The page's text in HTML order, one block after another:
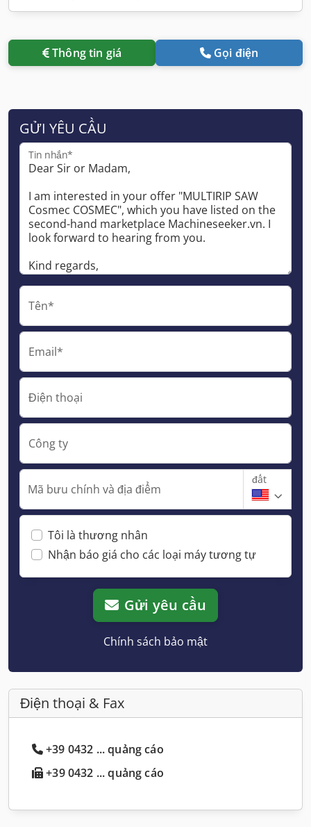
Thông tin giá Gọi điện
GỬI YÊU CẦU
Tin nhắn*
Tên*
Email*
Điện thoại
Công ty
Mã bưu chính và địa điểm
đất
Tôi là thương nhân
Nhận báo giá cho các loại máy tương tự
Gửi yêu cầu
Chính sách bảo mật
Điện thoại & Fax
+39 0432 ... quảng cáo
+39 0432 ... quảng cáo